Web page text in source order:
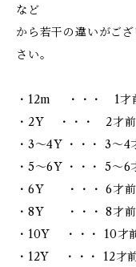
など
から若干の違いがご
さい。
・12m ・・・ 1
・2Y ・・・ 2才
・3～4Y ・・・ 3～
・5～6Y ・・・ 5～
・6Y ・・・ 6才
・8Y ・・・ 8才
・10Y ・・・ 10才
・12Y ・・・ 12才